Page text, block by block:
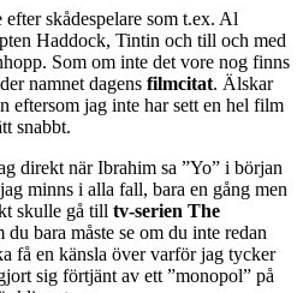
skådespelare som t.ex. Al
Haddock, Tintin och till och med
Som om inte det vore nog finns
namnet dagens filmcitat. Älskar
eftersom jag inte har sett en hel film
snabbt.
direkt när Ibrahim sa ”Yo” i början
minns i alla fall, bara en gång men
skulle gå till tv-serien The
du bara måste se om du inte redan
få en känsla över varför jag tycker
sig förtjänt av ett ”monopol” på